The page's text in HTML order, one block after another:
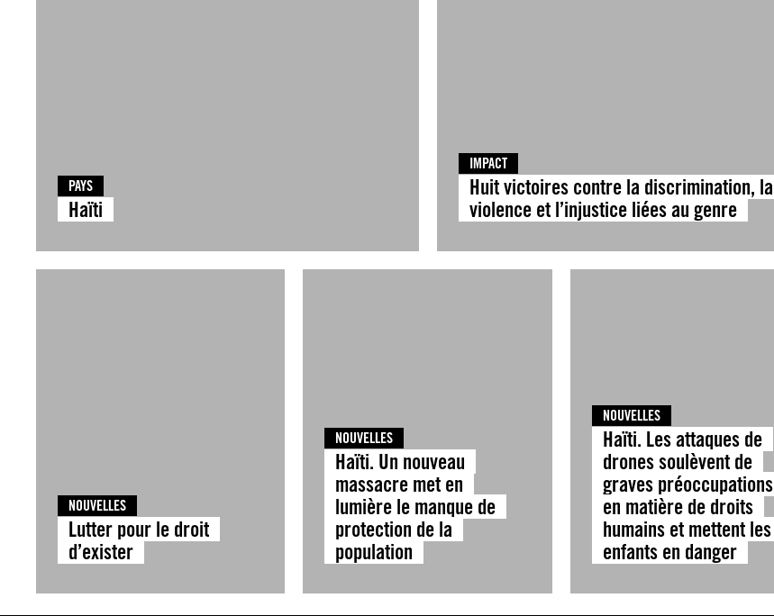
PAYS
Haïti
IMPACT
Huit victoires contre la discrimination, la
violence et l’injustice liées au genre
NOUVELLES
Lutter pour le droit
d’exister
NOUVELLES
Haïti. Un nouveau
massacre met en
lumière le manque de
protection de la
population
NOUVELLES
Haïti. Les attaques de
drones soulèvent de
graves préoccupations
en matière de droits
humains et mettent les
enfants en danger